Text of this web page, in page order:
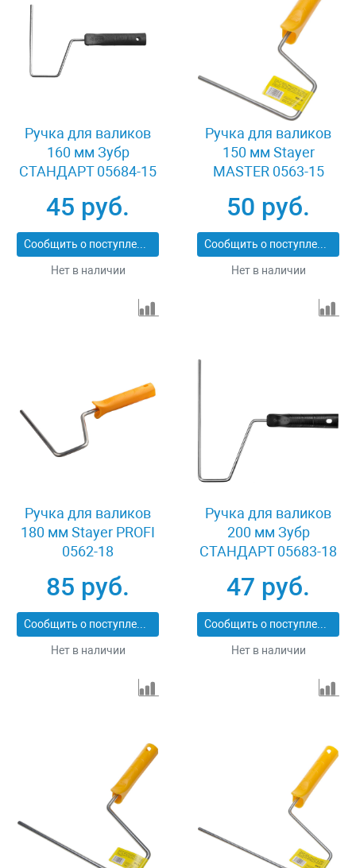
Ручка для валиков
160 мм Зубр
СТАНДАРТ 05684-15
45 руб.
Сообщить о поступлении
Нет в наличии
Ручка для валиков
150 мм Stayer
MASTER 0563-15
50 руб.
Сообщить о поступлении
Нет в наличии
Ручка для валиков
180 мм Stayer PROFI
0562-18
85 руб.
Сообщить о поступлении
Нет в наличии
Ручка для валиков
200 мм Зубр
СТАНДАРТ 05683-18
47 руб.
Сообщить о поступлении
Нет в наличии